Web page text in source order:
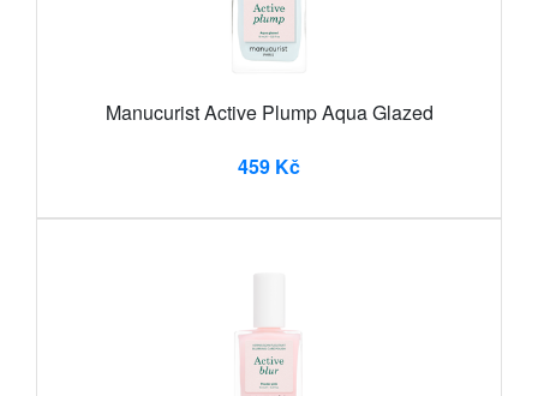
Manucurist Active Plump Aqua Glazed
459 Kč